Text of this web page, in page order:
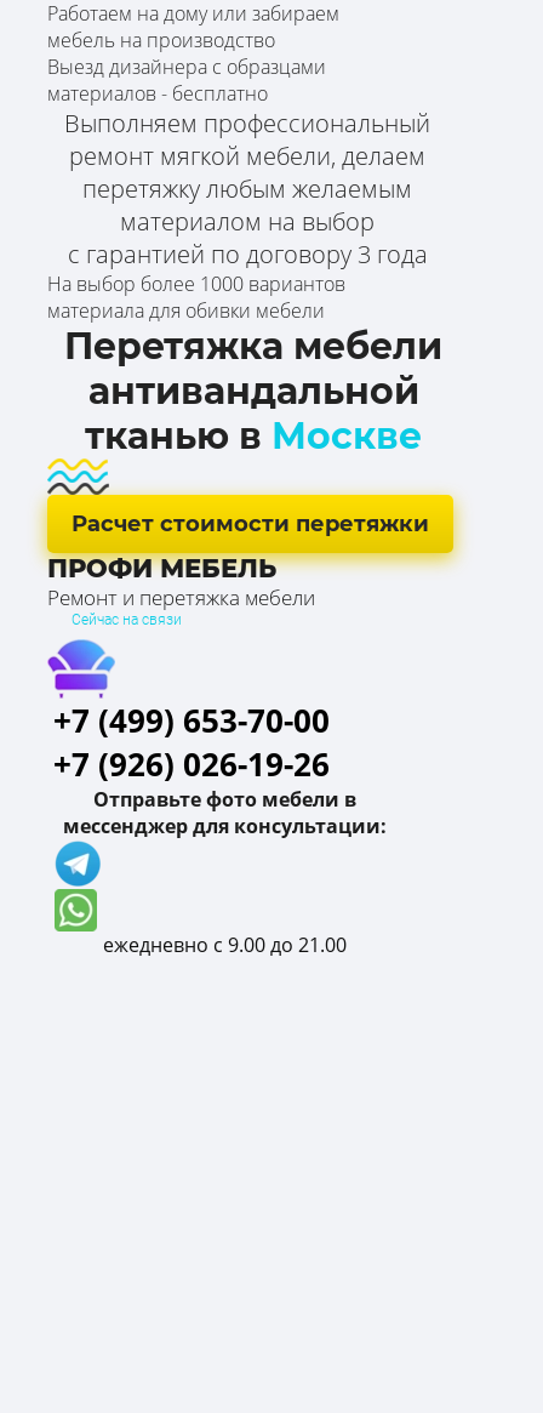
Работаем на дому или забираем
мебель на производство
Выезд дизайнера с образцами
материалов - бесплатно
Выполняем профессиональный
ремонт мягкой мебели, делаем
перетяжку любым желаемым
материалом на выбор
с гарантией по договору 3 года
На выбор более 1000 вариантов
материала для обивки мебели
Перетяжка мебели
антивандальной
тканью в Москве
Расчет стоимости перетяжки
ПРОФИ МЕБЕЛЬ
Ремонт и перетяжка мебели
Сейчас на связи
+7 (499) 653-70-00
+7 (926) 026-19-26
Отправьте фото мебели в
мессенджер для консультации:
ежедневно с 9.00 до 21.00